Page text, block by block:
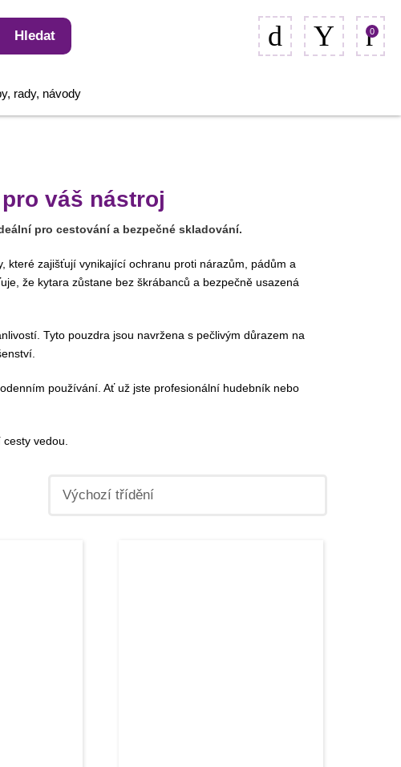
Hledat 0
rady, návody
váš nástroj
pro cestování a bezpečné skladování.
které zajišťují vynikající ochranu proti nárazům, pádům a
že kytara zůstane bez škrábanců a bezpečně usazená
Tyto pouzdra jsou navržena s pečlivým důrazem na
používání. Ať už jste profesionální hudebník nebo
cesty vedou.